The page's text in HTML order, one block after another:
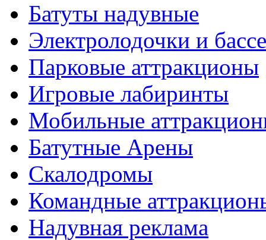
Батуты надувные
Электролодочки и
Парковые аттракционы
Игровые лабиринты
Мобильные
Батутные Арены
Скалодромы
Командные
Надувная реклама